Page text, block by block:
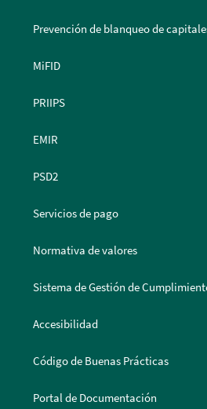
Prevención de blanqueo de
MiFID
PRIIPS
EMIR
PSD2
Servicios de pago
Normativa de valores
Sistema de Gestión de
Accesibilidad
Código de Buenas Prácticas
Portal de Documentación